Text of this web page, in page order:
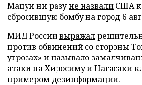
Мацуи ни разуне назвали США
сбросившую бомбу на город 6
МИД Россиивыражал
против обвинений со стороны
угрозах» и называло
атаки на Хиросиму и Нагасаки
примером дезинформации.